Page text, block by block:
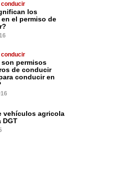
conducir
los
el permiso de
conducir
son permisos
de conducir
conducir en
vehículos agricola
DGT